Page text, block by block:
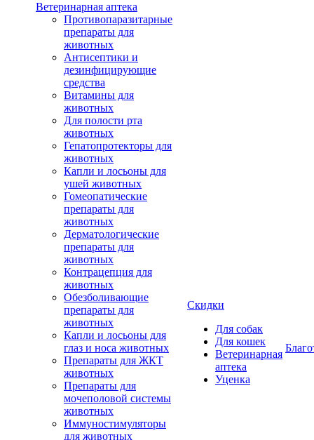
Ветеринарная аптека
Противопаразитарные
препараты для
животных
Антисептики и
дезинфицирующие
средства
Витамины для
животных
Для полости рта
животных
Гепатопротекторы для
животных
Капли и лосьоны для
ушей животных
Гомеопатические
препараты для
животных
Дерматологические
препараты для
животных
Контрацепция для
животных
Обезболивающие
препараты для
животных
Капли и лосьоны для
глаз и носа животных
Препараты для ЖКТ
животных
Препараты для
мочеполовой системы
животных
Иммуностимуляторы
для животных
Скидки
Для собак
Для кошек
Ветеринарная
аптека
Уценка